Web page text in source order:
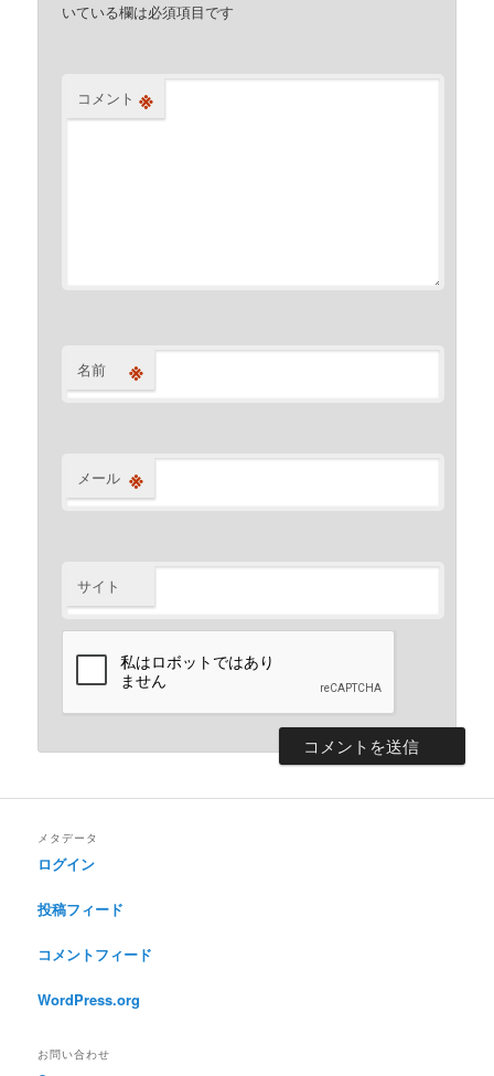
いている欄は必須項目です
コメント ※
名前 ※
メール ※
サイト
メタデータ
ログイン
投稿フィード
コメントフィード
WordPress.org
お問い合わせ